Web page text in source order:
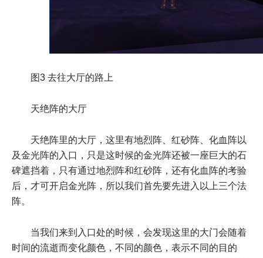
图3 去往大厅的路上
天绝阵的大厅
天绝阵里的大厅，这里有地烈阵、红砂阵、化血阵以
及金光阵的入口，只是这时候的金光阵还被一座巨大的石
碑遮挡着，只有通过地烈阵和红砂阵，还有化血阵的考验
后，才可开启金光阵，所以我们首先要先进入以上三个法
阵。
当我们来到入口处的时候，会发现这里的大门会随着
时间的流逝而变化颜色，不同的颜色，表示不同的目的